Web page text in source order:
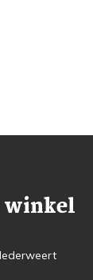
winkel